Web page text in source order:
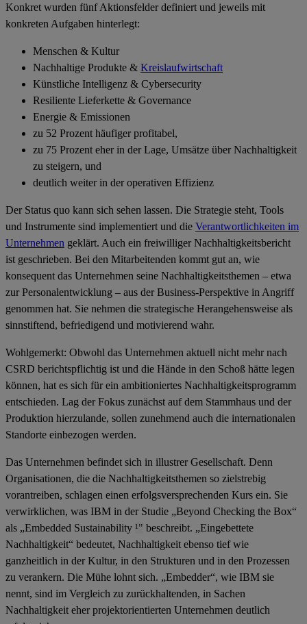
Konkret wurden fünf Aktionsfelder definiert und jeweils mit
konkreten Aufgaben hinterlegt:
Menschen & Kultur
Nachhaltige Produkte & Kreislaufwirtschaft
Künstliche Intelligenz & Cybersecurity
Resiliente Lieferkette & Governance
Energie & Emissionen
zu 52 Prozent häufiger profitabel,
zu 75 Prozent eher in der Lage, Umsätze über Nachhaltigkeit
zu steigern, und
deutlich weiter in der operativen Effizienz
Der Status quo kann sich sehen lassen. Die Strategie steht, Tools
und Instrumente sind implementiert und die Verantwortlichkeiten im
Unternehmen geklärt. Auch ein freiwilliger Nachhaltigkeitsbericht
ist geschrieben. Bei den Mitarbeitenden kommt gut an, wie
konsequent das Unternehmen seine Nachhaltigkeitsthemen – etwa
zur Personalentwicklung – aus derBusiness-Perspektive in Angriff
genommen hat. Sie nehmen die strategische Herangehensweise als
sinnstiftend, befriedigend und motivierend wahr.
Wohlgemerkt: Obwohl das Unternehmen aktuell nicht mehr nach
CSRD berichtspflichtig ist und die Hände in den Schoß hätte legen
können, hat es sich für ein ambitioniertes Nachhaltigkeitsprogramm
entschieden. Lag der Fokus zunächst auf dem Stammhaus und der
Produktion hierzulande, sollen zunehmend auch die internationalen
Standorte einbezogen werden.
Das Unternehmen befindet sich in illustrer Gesellschaft. Denn
Organisationen, die die Nachhaltigkeitsthemen so zielstrebig
vorantreiben, schlagen einen erfolgsversprechenden Kurs ein. Sie
verwirklichen, was IBM in der Studie „Beyond Checking the Box“
als „Embedded Sustainability ¹" beschreibt. „Eingebettete
Nachhaltigkeit“ bedeutet, Nachhaltigkeit ebenso tief wie
ganzheitlich in der Kultur, in den Strukturen und in den Prozessen
zu verankern. Die Mühe lohnt sich. „Embedder“, wie IBM sie
nennt, sind im Vergleich zu zurückhaltenden, in Sachen
Nachhaltigkeit eher projektorientierten Unternehmen deutlich